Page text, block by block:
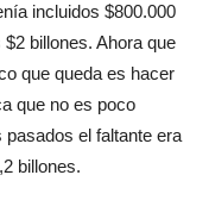
incluidos $800.000
billones. Ahora que
que queda es hacer
que no es poco
el faltante era
billones.